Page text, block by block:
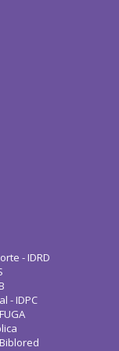
- IDRD
- IDPC